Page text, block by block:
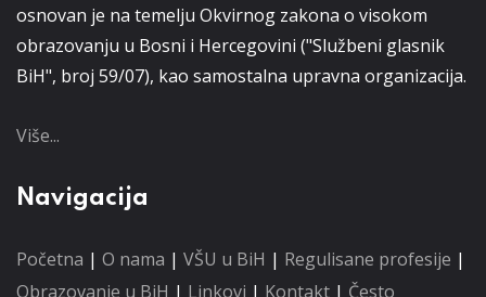
osnovan je na temelju Okvirnog zakona o visokom
obrazovanju u Bosni i Hercegovini ("Službeni glasnik
BiH", broj 59/07), kao samostalna upravna organizacija.
Više...
Navigacija
Početna | O nama | VŠU u BiH | Regulisane profesije |
Obrazovanje u BiH | Linkovi | Kontakt | Često